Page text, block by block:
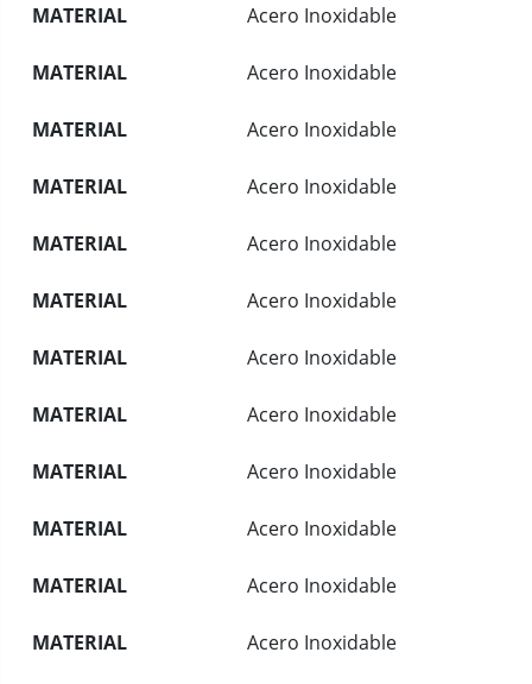
MATERIAL Acero Inoxidable
MATERIAL Acero Inoxidable
MATERIAL Acero Inoxidable
MATERIAL Acero Inoxidable
MATERIAL Acero Inoxidable
MATERIAL Acero Inoxidable
MATERIAL Acero Inoxidable
MATERIAL Acero Inoxidable
MATERIAL Acero Inoxidable
MATERIAL Acero Inoxidable
MATERIAL Acero Inoxidable
MATERIAL Acero Inoxidable